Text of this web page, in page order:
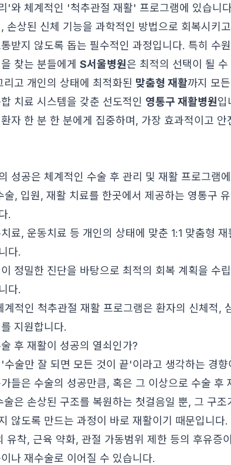
'와 체계적인 '척추관절 재활' 프로그램에 있습니
손상된 신체 기능을 과학적인 방법으로 회복시키
받지 않도록 돕는 필수적인 과정입니다. 특히 수
찾는 분들에게 S서울병원은 최적의 선택이 될
리고 개인의 상태에 최적화된 맞춤형 재활까지 모
치료 시스템을 갖춘 선도적인 영통구 재활병원입
자 한 분 한 분에게 집중하며, 가장 효과적이고 안
성공은 체계적인 수술 후 관리 및 재활 프로그램
술, 입원, 재활 치료를 한곳에서 제공하는 영통구
.
료, 운동치료 등 개인의 상태에 맞춘 1:1 맞춤형
다.
정밀한 진단을 바탕으로 최적의 회복 계획을 수
다.
계적인 척추관절 재활 프로그램은 환자의 신체적,
지원합니다.
후 재활이 성공의 열쇠인가?
수술만 잘 되면 모든 것이 끝'이라고 생각하는 경
들은 수술의 성공만큼, 혹은 그 이상으로 수술 후
술은 손상된 구조를 복원하는 첫걸음일 뿐, 그 구
않도록 만드는 과정이 바로 재활이기 때문입니다
유착, 근육 약화, 관절 가동범위 제한 등의 후유증
나 재수술로 이어질 수 있습니다.